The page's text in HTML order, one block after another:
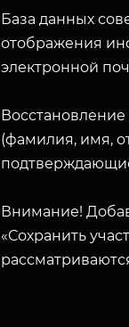
База данных
отображения
электронной
(фамилия, имя,
Внимание!
«Сохранить